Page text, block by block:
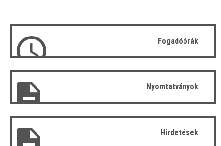
Fogadóórák
Nyomtatványok
Hirdetések